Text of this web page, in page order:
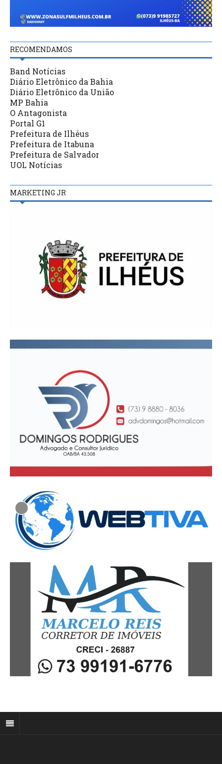
RECOMENDAMOS
Band Notícias
Diário Eletrônico da Bahia
Diário Eletrônico da União
MP Bahia
O Antagonista
Portal G1
Prefeitura de Ilhéus
Prefeitura de Itabuna
Prefeitura de Salvador
UOL Notícias
MARKETING JR